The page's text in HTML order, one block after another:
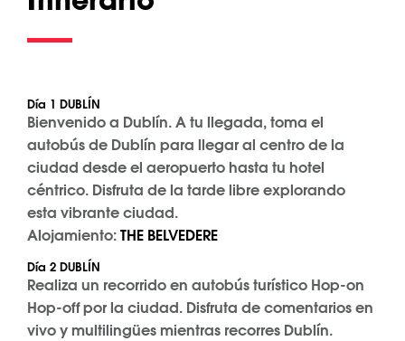
Día 1 DUBLÍN
Bienvenido a Dublín. A tu llegada, toma el
autobús de Dublín para llegar al centro de la
ciudad desde el aeropuerto hasta tu hotel
céntrico. Disfruta de la tarde libre explorando
esta vibrante ciudad.
Alojamiento:THE BELVEDERE
Día 2 DUBLÍN
Realiza un recorrido en autobús turístico Hop-on
Hop-off por la ciudad. Disfruta de comentarios en
vivo y multilingües mientras recorres Dublín.